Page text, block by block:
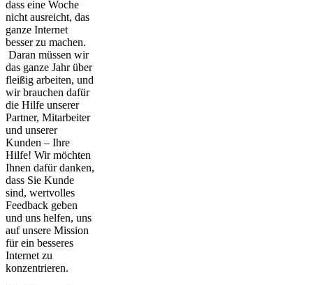
dass eine Woche
nicht ausreicht, das
ganze Internet
besser zu machen.
Daran müssen wir
das ganze Jahr über
fleißig arbeiten, und
wir brauchen dafür
die Hilfe unserer
Partner, Mitarbeiter
und unserer
Kunden – Ihre
Hilfe! Wir möchten
Ihnen dafür danken,
dass Sie Kunde
sind, wertvolles
Feedback geben
und uns helfen, uns
auf unsere Mission
für ein besseres
Internet zu
konzentrieren.